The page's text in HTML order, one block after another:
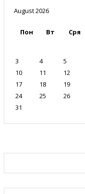
August 2026
Пон Вт Сря
3
4 5
10
11 12
17
18 19
24
25 26
31